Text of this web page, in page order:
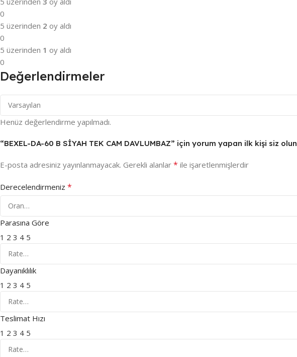
0
5 üzerinden 2 oy aldı
0
5 üzerinden 1 oy aldı
0
Değerlendirmeler
Henüz değerlendirme yapılmadı.
“BEXEL-DA-60 B SİYAH TEK CAM DAVLUMBAZ” için yorum yapan ilk kişi siz olun
E-posta adresiniz yayınlanmayacak. Gerekli alanlar * ile işaretlenmişlerdir
Derecelendirmeniz *
Parasına Göre
1 2 3 4 5
Dayanıklılık
1 2 3 4 5
Teslimat Hızı
1 2 3 4 5